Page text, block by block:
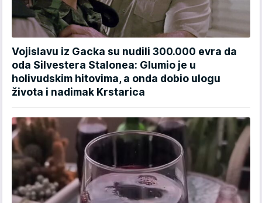
Vojislavu iz Gacka su nudili 300.000 evra da
oda Silvestera Stalonea: Glumio je u
holivudskim hitovima, a onda dobio ulogu
života i nadimak Krstarica